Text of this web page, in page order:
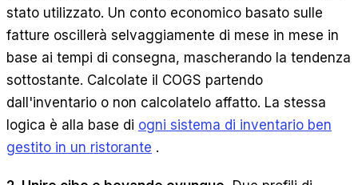
stato utilizzato. Un conto economico basato sulle
fatture oscillerà selvaggiamente di mese in mese in
base ai tempi di consegna, mascherando la tendenza
sottostante. Calcolate il COGS partendo
dall'inventario o non calcolatelo affatto. La stessa
logica è alla base di ogni sistema di inventario ben
gestito in un ristorante .